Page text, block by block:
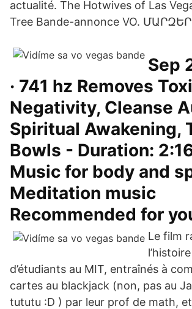
actualité. The Hotwives of Las
Tree Bande-annonce VO.
Sep
· 741 hz Removes
Negativity, Cleanse
Spiritual Awakening,
Bowls - Duration:
Music for body and
Meditation music
Recommended for
Le film
d’étudiants au MIT, entraînés à
cartes au blackjack (non, pas au
tututu :D ) par leur prof de math,